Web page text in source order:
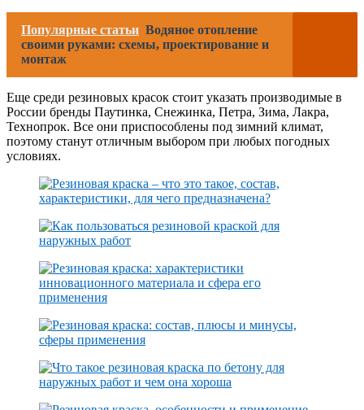
Популярные статьи Водяное отопление
своими руками: схемы, проектирование и
монтаж
Еще среди резиновых красок стоит указать производимые в
России бренды Паутинка, Снежинка, Петра, Зима, Лакра,
Технопрок. Все они приспособлены под зимний климат,
поэтому станут отличным выбором при любых погодных
условиях.